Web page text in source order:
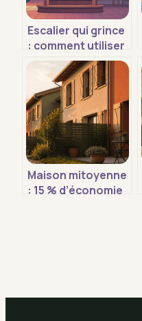
Escalier qui grince
: comment utiliser
le wd‑40
efficacement et
sans risque
Maison mitoyenne
: 15 % d’économie